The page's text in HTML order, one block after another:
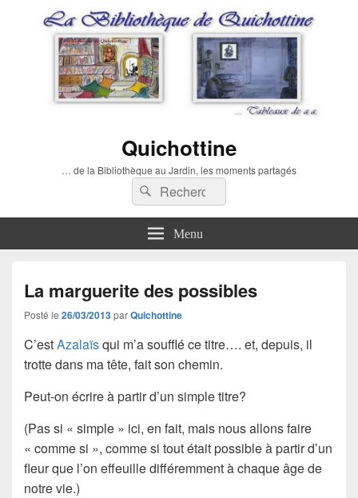
Quichottine
… de la Bibliothèque au Jardin, les moments partagés
Recherche :
Rechercher
Menu
La marguerite des possibles
Posté le 26/03/2013parQuichottine
C’estAzalaïsqui m’a soufflé ce titre…. et, depuis, il
trotte dans ma tête, fait son chemin.
Peut-on écrire à partir d’un simple titre?
(Pas si « simple » ici, en fait, mais nous allons faire
« comme si », comme si tout était possible à partir d’un
fleur que l’on effeuille différemment à chaque âge de
notre vie.)